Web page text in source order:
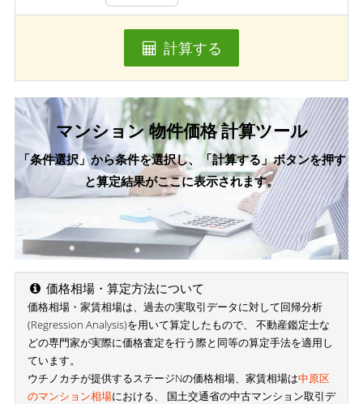
計算する
マンション 物件価格 計算ツール
「条件選択」から条件を選択し、「計算する」ボタンを押す
と算定結果がここに表示されます。
価格相場・算定方法について
価格相場・家賃相場は、過去の実取引データに対して回帰分析
(Regression Analysis)を用いて算定したもので、 不動産鑑定士な
どの専門家が実際に価格査定を行う際と同等の算定手法を適用し
ています。
ウチノカチが提供するステージNの価格相場、家賃相場は中原区
のマンション相場における、 国土交通省の中古マンション取引デ